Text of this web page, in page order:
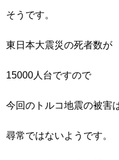
そうです。
東日本大震災の死者数が
15000人台ですので
今回のトルコ地震の被害
尋常ではないようです。